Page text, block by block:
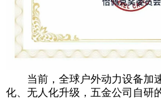
当前，全球户外动力设备加
化、无人化升级，五金公司自研